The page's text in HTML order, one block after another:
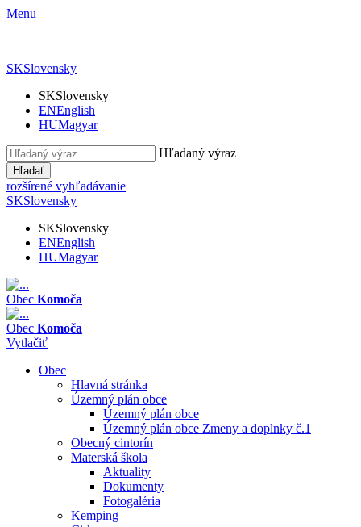
Menu
SKSlovensky
SKSlovensky
ENEnglish
HUMagyar
Hľadaný výraz
Hľadať
rozšírené vyhľadávanie
SKSlovensky
SKSlovensky
ENEnglish
HUMagyar
Obec Komoča
Obec Komoča
Vytlačiť
Obec
Hlavná stránka
Územný plán obce
Územný plán obce
Územný plán obce Zmeny a doplnky č.1
Obecný cintorín
Materská škola
Aktuality
Dokumenty
Fotogaléria
Kemping